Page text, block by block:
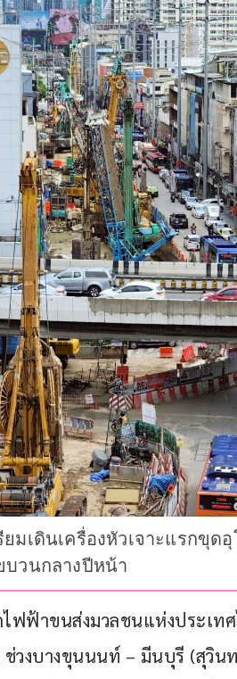
มเดินเครื่องหัวเจาะแรกขุ
บวนกลางปีหน้า
ไฟฟ้าขนส่งมวลชนแห่งประเท
วงบางขุนนนท์ – มีนบุรี (สุวิน